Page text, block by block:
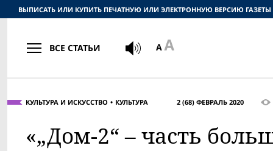
КУЛЬТУРА И ИСКУССТВО КУЛЬТУРА 2 (68) ФЕВРАЛЬ 2020
«„Дом-2“ – часть
ВЫПИСАТЬ ИЛИ КУПИТЬ ПЕЧАТНУЮ ИЛИ ЭЛЕКТРОННУЮ ВЕРСИЮ ГАЗЕТЫ
ВСЕ СТАТЬИ